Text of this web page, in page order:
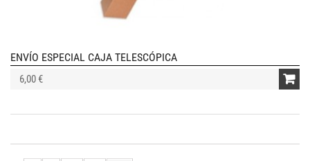
ENVÍO ESPECIAL CAJA TELESCÓPICA
6,00 €